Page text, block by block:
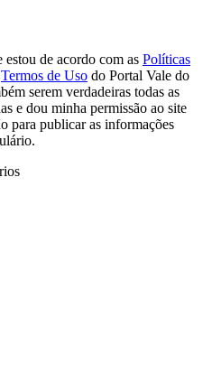
de acordo com as Políticas
Termos de Uso do Portal Vale do
serem verdadeiras todas as
e dou minha permissão ao site
para publicar as informações